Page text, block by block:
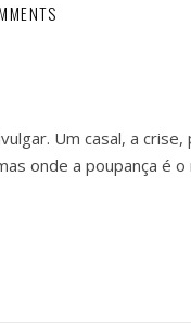
Um casal, a
onde a poupança é